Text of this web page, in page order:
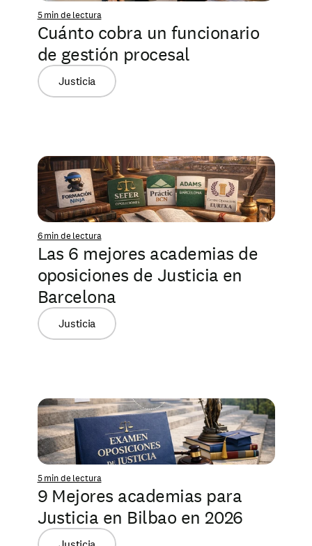
5 min de lectura
Cuánto cobra un funcionario
de gestión procesal
Justicia
6 min de lectura
Las 6 mejores academias de
oposiciones de Justicia en
Barcelona
Justicia
5 min de lectura
9 Mejores academias para
Justicia en Bilbao en 2026